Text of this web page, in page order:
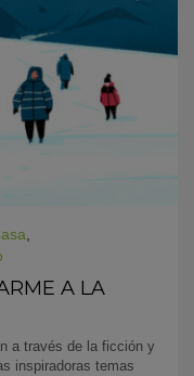
,
A LA
a través de la ficción y
inspiradoras temas